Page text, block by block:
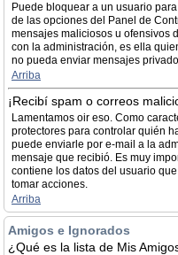
Puede bloquear a un usuario
de las opciones del Panel de
mensajes maliciosos u ofensivos
con la administración, es ella
no pueda enviar mensajes
Arriba
¡Recibí spam o correos
Lamentamos oir eso. Como
protectores para controlar quién
puede enviarle por e-mail a la
mensaje que recibió. Es muy
contiene los datos del usuario
tomar acciones.
Arriba
Amigos e Ignorados
¿Qué es la lista de Mis